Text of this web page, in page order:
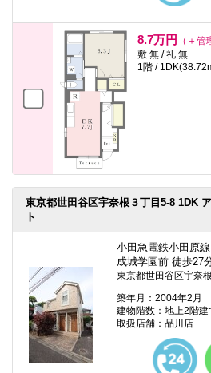
8.7万円
（＋管
敷 無 / 礼 無
1階 /
東京都世田谷区宇奈根３丁目5-8 1DK
ト
小田急電鉄小田原線
成城学園前 徒歩27
東京都世田谷区宇奈
築年月：2004年2月
建物階数：地上2階建
取扱店舗：品川店